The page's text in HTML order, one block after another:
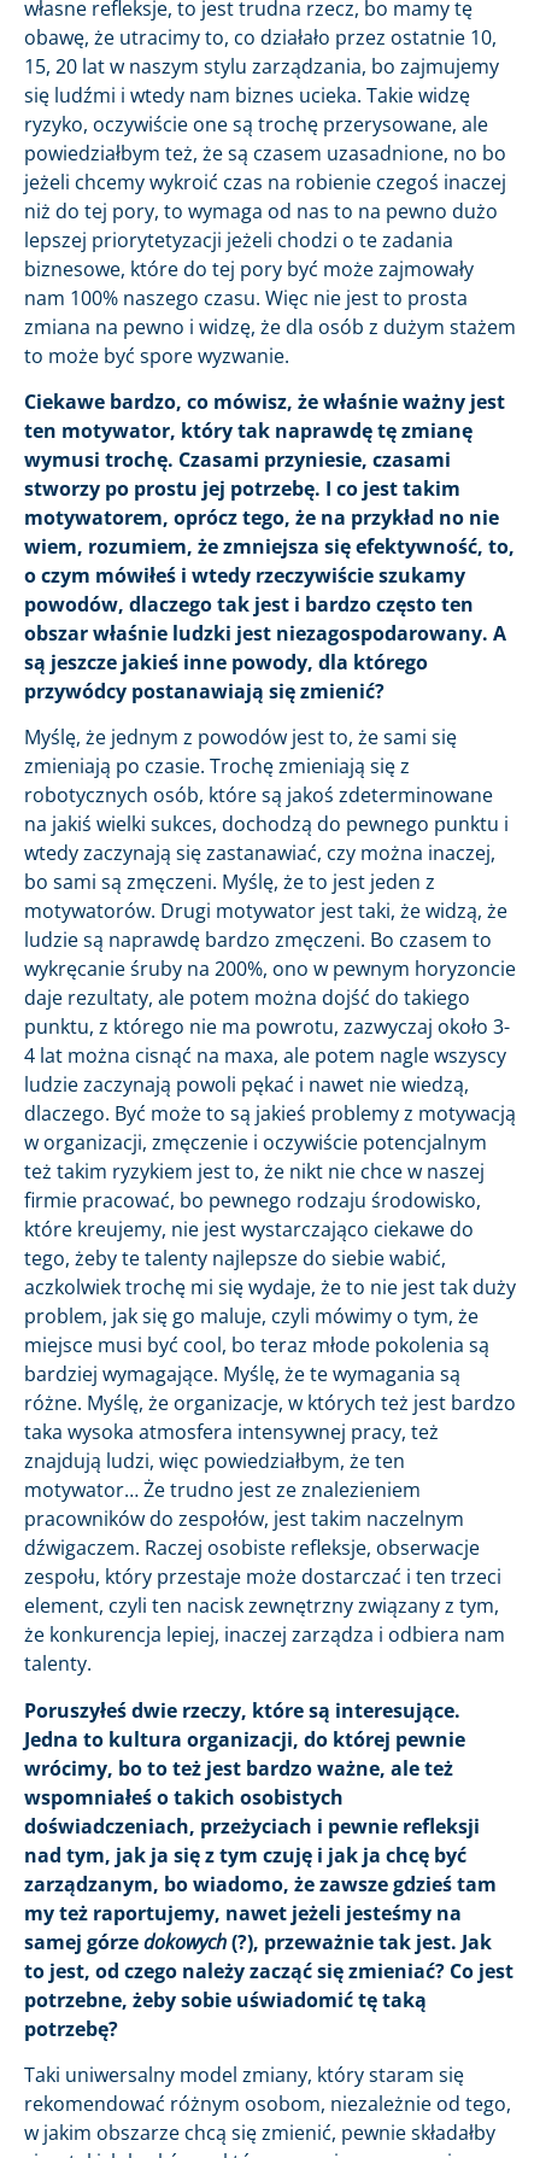
własne refleksje, to jest trudna rzecz, bo mamy tę
obawę, że utracimy to, co działało przez ostatnie 10,
15, 20 lat w naszym stylu zarządzania, bo zajmujemy
się ludźmi i wtedy nam biznes ucieka. Takie widzę
ryzyko, oczywiście one są trochę przerysowane, ale
powiedziałbym też, że są czasem uzasadnione, no bo
jeżeli chcemy wykroić czas na robienie czegoś inaczej
niż do tej pory, to wymaga od nas to na pewno dużo
lepszej priorytetyzacji jeżeli chodzi o te zadania
biznesowe, które do tej pory być może zajmowały
nam 100% naszego czasu. Więc nie jest to prosta
zmiana na pewno i widzę, że dla osób z dużym stażem
to może być spore wyzwanie.
Ciekawe bardzo, co mówisz, że właśnie ważny jest
ten motywator, który tak naprawdę tę zmianę
wymusi trochę. Czasami przyniesie, czasami
stworzy po prostu jej potrzebę. I co jest takim
motywatorem, oprócz tego, że na przykład no nie
wiem, rozumiem, że zmniejsza się efektywność, to,
o czym mówiłeś i wtedy rzeczywiście szukamy
powodów, dlaczego tak jest i bardzo często ten
obszar właśnie ludzki jest niezagospodarowany. A
są jeszcze jakieś inne powody, dla którego
przywódcy postanawiają się zmienić?
Myślę, że jednym z powodów jest to, że sami się
zmieniają po czasie. Trochę zmieniają się z
robotycznych osób, które są jakoś zdeterminowane
na jakiś wielki sukces, dochodzą do pewnego punktu i
wtedy zaczynają się zastanawiać, czy można inaczej,
bo sami są zmęczeni. Myślę, że to jest jeden z
motywatorów. Drugi motywator jest taki, że widzą, że
ludzie są naprawdę bardzo zmęczeni. Bo czasem to
wykręcanie śruby na 200%, ono w pewnym horyzoncie
daje rezultaty, ale potem można dojść do takiego
punktu, z którego nie ma powrotu, zazwyczaj około 3-
4 lat można cisnąć na maxa, ale potem nagle wszyscy
ludzie zaczynają powoli pękać i nawet nie wiedzą,
dlaczego. Być może to są jakieś problemy z motywacją
w organizacji, zmęczenie i oczywiście potencjalnym
też takim ryzykiem jest to, że nikt nie chce w naszej
firmie pracować, bo pewnego rodzaju środowisko,
które kreujemy, nie jest wystarczająco ciekawe do
tego, żeby te talenty najlepsze do siebie wabić,
aczkolwiek trochę mi się wydaje, że to nie jest tak duży
problem, jak się go maluje, czyli mówimy o tym, że
miejsce musi być cool, bo teraz młode pokolenia są
bardziej wymagające. Myślę, że te wymagania są
różne. Myślę, że organizacje, w których też jest bardzo
taka wysoka atmosfera intensywnej pracy, też
znajdują ludzi, więc powiedziałbym, że ten
motywator… Że trudno jest ze znalezieniem
pracowników do zespołów, jest takim naczelnym
dźwigaczem. Raczej osobiste refleksje, obserwacje
zespołu, który przestaje może dostarczać i ten trzeci
element, czyli ten nacisk zewnętrzny związany z tym,
że konkurencja lepiej, inaczej zarządza i odbiera nam
talenty.
Poruszyłeś dwie rzeczy, które są interesujące.
Jedna to kultura organizacji, do której pewnie
wrócimy, bo to też jest bardzo ważne, ale też
wspomniałeś o takich osobistych
doświadczeniach, przeżyciach i pewnie refleksji
nad tym, jak ja się z tym czuję i jak ja chcę być
zarządzanym, bo wiadomo, że zawsze gdzieś tam
my też raportujemy, nawet jeżeli jesteśmy na
samej górzedokowych(?), przeważnie tak jest. Jak
to jest, od czego należy zacząć się zmieniać? Co jest
potrzebne, żeby sobie uświadomić tę taką
potrzebę?
Taki uniwersalny model zmiany, który staram się
rekomendować różnym osobom, niezależnie od tego,
w jakim obszarze chcą się zmienić, pewnie składałby